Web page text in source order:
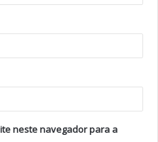
Festival da Canção
FF
neste navegador para a